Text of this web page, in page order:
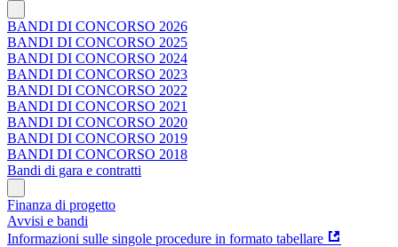
BANDI DI CONCORSO 2026
BANDI DI CONCORSO 2025
BANDI DI CONCORSO 2024
BANDI DI CONCORSO 2023
BANDI DI CONCORSO 2022
BANDI DI CONCORSO 2021
BANDI DI CONCORSO 2020
BANDI DI CONCORSO 2019
BANDI DI CONCORSO 2018
Bandi di gara e contratti
Finanza di progetto
Avvisi e bandi
Informazioni sulle singole procedure in formato tabellare